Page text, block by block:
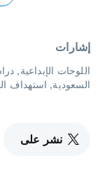
إشارات
اللوحات الإبداعية
السعودية استهداف
نشر على